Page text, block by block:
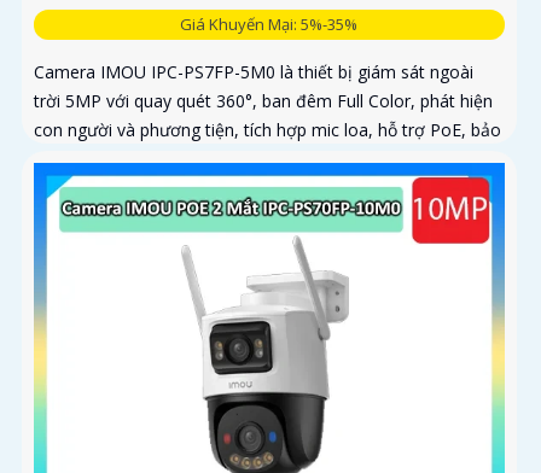
Giá Khuyến Mại: 5%-35%
Camera IMOU IPC-PS7FP-5M0 là thiết bị giám sát ngoài
trời 5MP với quay quét 360°, ban đêm Full Color, phát hiện
con người và phương tiện, tích hợp mic loa, hỗ trợ PoE, bảo
vệ an ninh toàn diện